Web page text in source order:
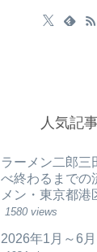
人気記
ラーメン二郎三
べ終わるまでの
メン・東京都港
1580 views
2026年1月～6